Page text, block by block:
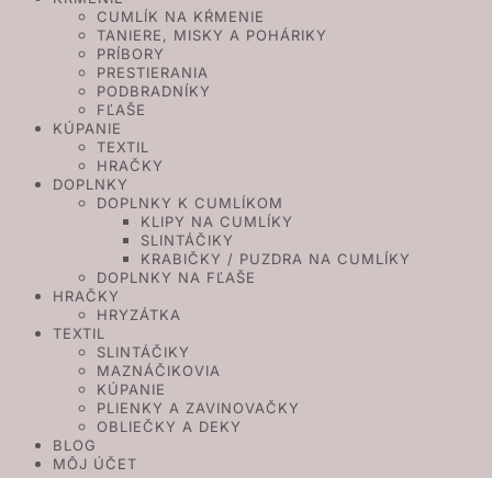
CUMLÍK NA KŔMENIE
TANIERE, MISKY A POHÁRIKY
PRÍBORY
PRESTIERANIA
PODBRADNÍKY
FĽAŠE
KÚPANIE
TEXTIL
HRAČKY
DOPLNKY
DOPLNKY K CUMLÍKOM
KLIPY NA CUMLÍKY
SLINTÁČIKY
KRABIČKY / PUZDRA NA CUMLÍKY
DOPLNKY NA FĽAŠE
HRAČKY
HRYZÁTKA
TEXTIL
SLINTÁČIKY
MAZNÁČIKOVIA
KÚPANIE
PLIENKY A ZAVINOVAČKY
OBLIEČKY A DEKY
BLOG
MÔJ ÚČET